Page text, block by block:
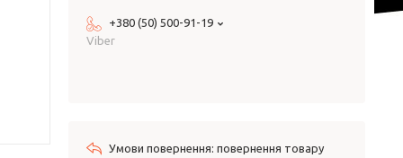
+380 (50) 500-91-19
Viber
повернення товару